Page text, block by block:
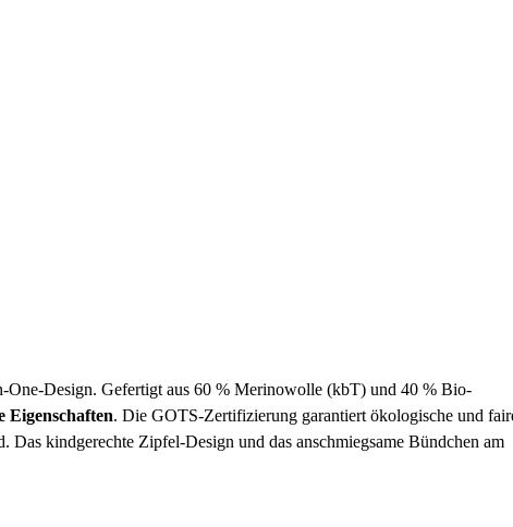
Design. Gefertigt aus 60 % Merinowolle (kbT) und 40 % Bio-
Eigenschaften. Die GOTS-Zertifizierung garantiert ökologische und
kindgerechte Zipfel-Design und das anschmiegsame Bündchen am